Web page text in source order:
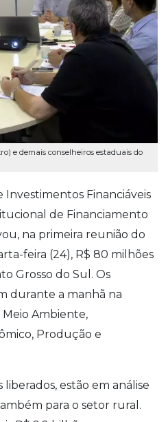
e demais conselheiros estaduais do
Investimentos Financiáveis
de Financiamento
na primeira reunião do
feira (24), R$ 80 milhões
Grosso do Sul. Os
durante a manhã na
Ambiente,
Produção e
estão em análise
para o setor rural.